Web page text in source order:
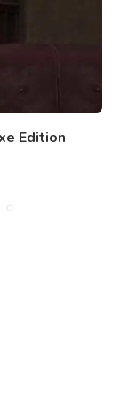
Edition